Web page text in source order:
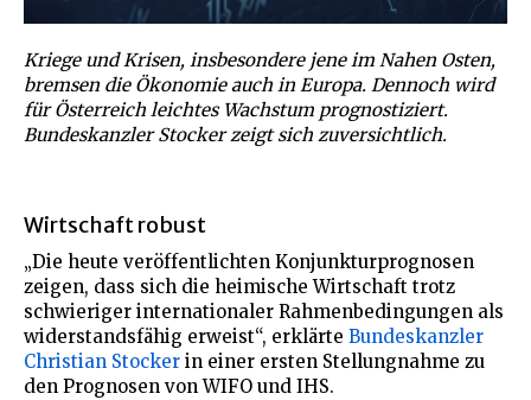
Kriege und Krisen, insbesondere jene im Nahen Osten,
bremsen die Ökonomie auch in Europa. Dennoch wird
für Österreich leichtes Wachstum prognostiziert.
Bundeskanzler Stocker zeigt sich zuversichtlich.
Wirtschaft robust
„Die heute veröffentlichten Konjunkturprognosen
zeigen, dass sich die heimische Wirtschaft trotz
schwieriger internationaler Rahmenbedingungen als
widerstandsfähig erweist“, erklärte Bundeskanzler
Christian Stocker in einer ersten Stellungnahme zu
den Prognosen von WIFO und IHS.